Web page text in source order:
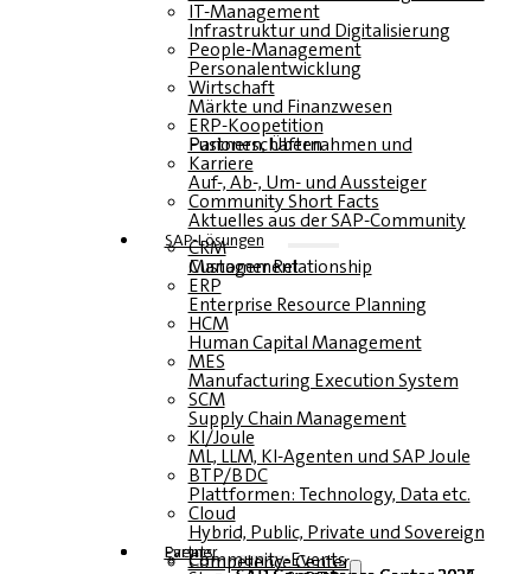
IT-Management
Infrastruktur und Digitalisierung
People-Management
Personalentwicklung
Wirtschaft
Märkte und Finanzwesen
ERP-Koopetition
Fusionen, Übernahmen und Partnerschaften
Karriere
Auf-, Ab-, Um- und Aussteiger
Community Short Facts
Aktuelles aus der SAP-Community
SAP-Lösungen
CRM
Customer Relationship Management
ERP
Enterprise Resource Planning
HCM
Human Capital Management
MES
Manufacturing Execution System
SCM
Supply Chain Management
KI/Joule
ML, LLM, KI-Agenten und SAP Joule
BTP/BDC
Plattformen: Technology, Data etc.
Cloud
Hybrid, Public, Private und Sovereign
Partner
EventsCommunity-Events
Competence Center